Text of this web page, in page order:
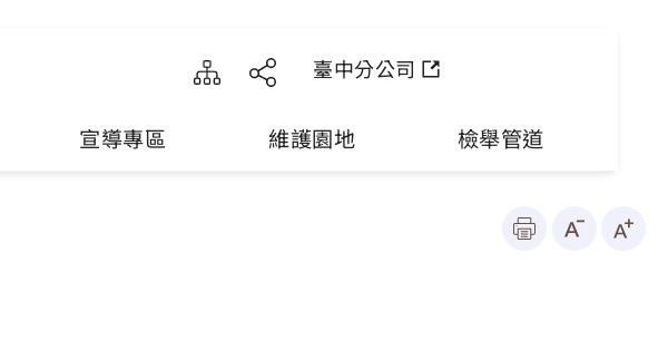
臺中分公司
宣導專區 維護園地 檢舉管道